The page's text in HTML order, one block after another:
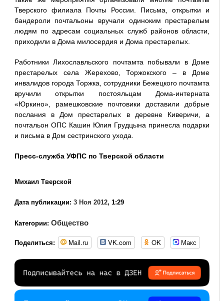
Тверского филиала Почты России. Письма, открытки и
бандероли почтальоны вручали одиноким престарелым
людям по адресам социальных служб районов области,
приходили в Дома милосердия и Дома престарелых.
Работники Лихославльского почтамта побывали в Доме
престарелых села Жерехово, Торжокского – в Доме
инвалидов города Торжка, сотрудники Бежецкого почтамта
вручили открытки постояльцам Дома-интерната
«Юркино», рамешковские почтовики доставили добрые
послания в Дом престарелых в деревне Киверичи, а
почтальон ОПС Кашин Юлия Грудцына принесла подарки
и письма в Дом сестринского ухода.
Пресс-служба УФПС по Тверской области
Михаил Тверской
Дата публикации: 3 Ноя 2012, 1:29
Категории: Общество
Поделиться: Mail.ru VK.com OK Макс